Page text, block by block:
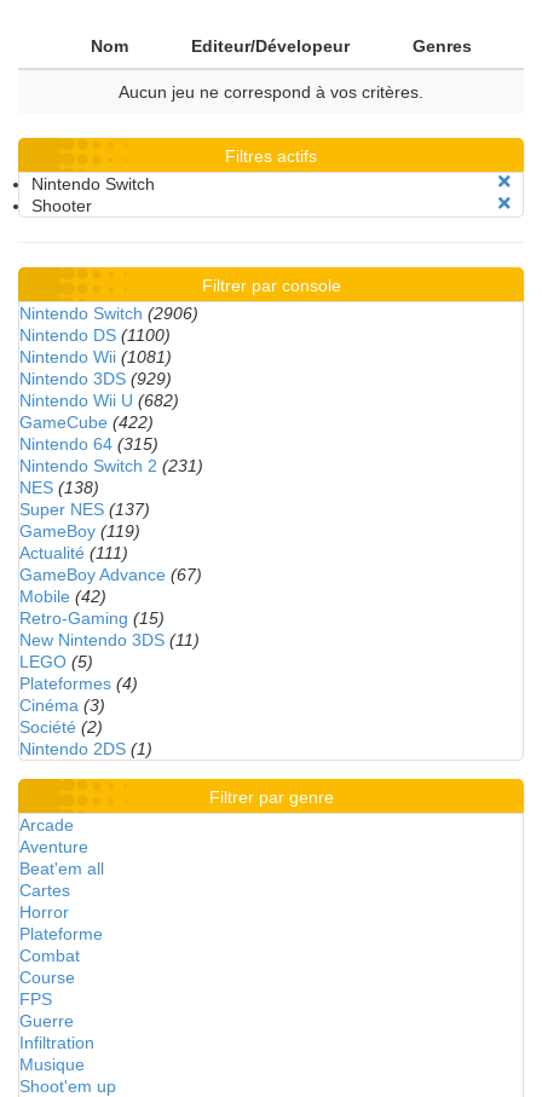
Nom Editeur/Dévelopeur Genres
Aucun jeu ne correspond à vos critères.
Filtres actifs
Nintendo Switch
Shooter
Filtrer par console
Nintendo Switch (2906)
Nintendo DS (1100)
Nintendo Wii (1081)
Nintendo 3DS (929)
Nintendo Wii U (682)
GameCube (422)
Nintendo 64 (315)
Nintendo Switch 2 (231)
NES (138)
Super NES (137)
GameBoy (119)
Actualité (111)
GameBoy Advance (67)
Mobile (42)
Retro-Gaming (15)
New Nintendo 3DS (11)
LEGO (5)
Plateformes (4)
Cinéma (3)
Société (2)
Nintendo 2DS (1)
Filtrer par genre
Arcade
Aventure
Beat'em all
Cartes
Horror
Plateforme
Combat
Course
FPS
Guerre
Infiltration
Musique
Shoot'em up